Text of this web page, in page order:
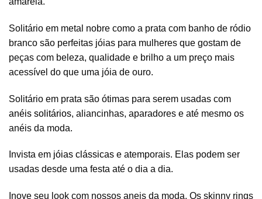
Solitário em metal nobre como a prata com banho de ródio
branco são perfeitas jóias para mulheres que gostam de
peças com beleza, qualidade e brilho a um preço mais
acessível do que uma jóia de ouro.
Solitário em prata são ótimas para serem usadas com
anéis solitários, aliancinhas, aparadores e até mesmo os
anéis da moda.
Invista em jóias clássicas e atemporais. Elas podem ser
usadas desde uma festa até o dia a dia.
Inove seu look com nossos aneis da moda. Os skinny rings